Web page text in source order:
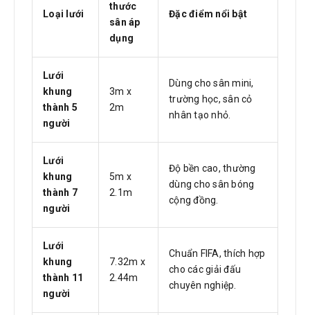
Loại lưới
thước
sân áp
dụng
Đặc điểm nổi bật
Lưới
khung
thành 5
người
3m x
2m
Dùng cho sân mini,
trường học, sân cỏ
nhân tạo nhỏ.
Lưới
khung
thành 7
người
5m x
2.1m
Độ bền cao, thường
dùng cho sân bóng
cộng đồng.
Lưới
khung
thành 11
người
7.32m x
2.44m
Chuẩn FIFA, thích hợp
cho các giải đấu
chuyên nghiệp.